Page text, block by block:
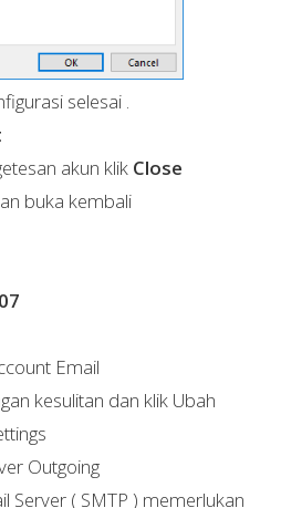
selesai .
akun klik Close
buka kembali
Email
kesulitan dan klik Ubah
Outgoing
Server ( SMTP ) memerlukan